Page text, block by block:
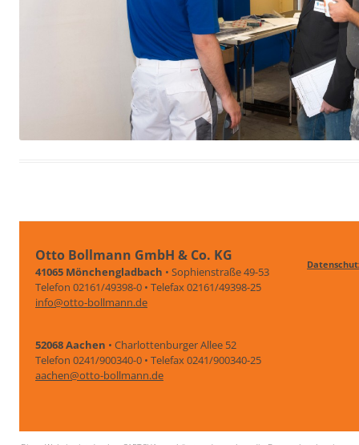
Otto Bollmann GmbH & Co. KG
41065 Mönchengladbach • Sophienstraße 49-53
Telefon 02161/49398-0 • Telefax 02161/49398-25
info@otto-bollmann.de
52068 Aachen • Charlottenburger Allee 52
Telefon 0241/900340-0 • Telefax 0241/900340-25
aachen@otto-bollmann.de